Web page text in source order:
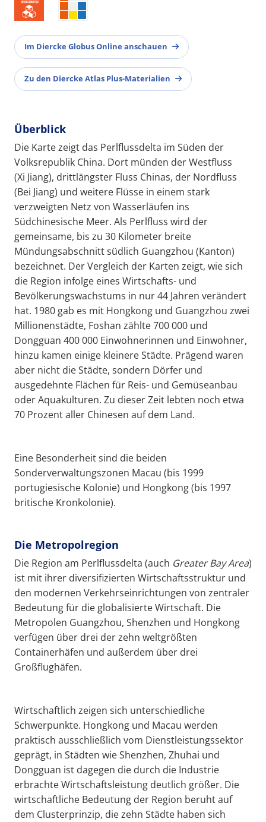
Im Diercke Globus Online anschauen
Zu den Diercke Atlas Plus-Materialien
Überblick
Die Karte zeigt das Perlflussdelta im Süden der
Volksrepublik China. Dort münden der Westfluss
(Xi Jiang), drittlängster Fluss Chinas, der Nordfluss
(Bei Jiang) und weitere Flüsse in einem stark
verzweigten Netz von Wasserläufen ins
Südchinesische Meer. Als Perlfluss wird der
gemeinsame, bis zu 30 Kilometer breite
Mündungsabschnitt südlich Guangzhou (Kanton)
bezeichnet. Der Vergleich der Karten zeigt, wie sich
die Region infolge eines Wirtschafts- und
Bevölkerungswachstums in nur 44 Jahren verändert
hat. 1980 gab es mit Hongkong und Guangzhou zwei
Millionenstädte, Foshan zählte 700 000 und
Dongguan 400 000 Einwohnerinnen und Einwohner,
hinzu kamen einige kleinere Städte. Prägend waren
aber nicht die Städte, sondern Dörfer und
ausgedehnte Flächen für Reis- und Gemüseanbau
oder Aquakulturen. Zu dieser Zeit lebten noch etwa
70 Prozent aller Chinesen auf dem Land.
Eine Besonderheit sind die beiden
Sonderverwaltungszonen Macau (bis 1999
portugiesische Kolonie) und Hongkong (bis 1997
britische Kronkolonie).
Die Metropolregion
Die Region am Perlflussdelta (auch GreaterBay Area)
ist mit ihrer diversifizierten Wirtschaftsstruktur und
den modernen Verkehrseinrichtungen von zentraler
Bedeutung für die globalisierte Wirtschaft. Die
Metropolen Guangzhou, Shenzhen und Hongkong
verfügen über drei der zehn weltgrößten
Containerhäfen und außerdem über drei
Großflughäfen.
Wirtschaftlich zeigen sich unterschiedliche
Schwerpunkte. Hongkong und Macau werden
praktisch ausschließlich vom Dienstleistungssektor
geprägt, in Städten wie Shenzhen, Zhuhai und
Dongguan ist dagegen die durch die Industrie
erbrachte Wirtschaftsleistung deutlich größer. Die
wirtschaftliche Bedeutung der Region beruht auf
dem Clusterprinzip, die zehn Städte haben sich